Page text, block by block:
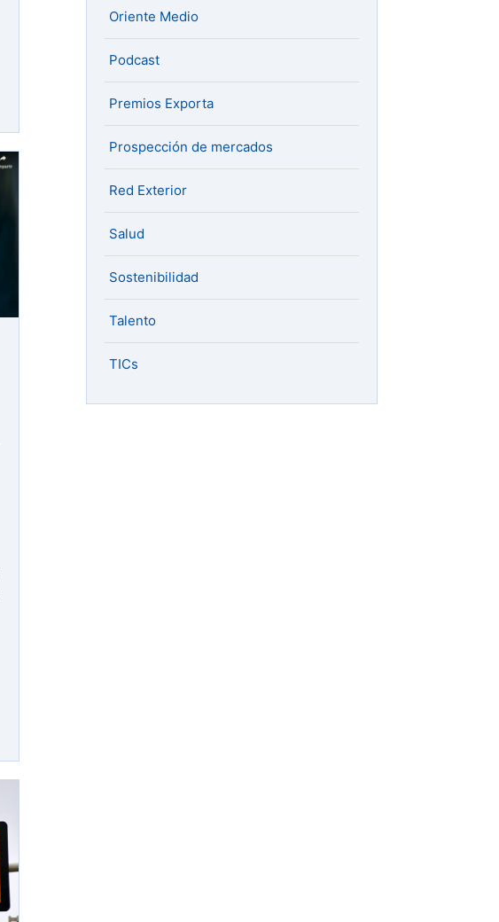
Oriente Medio
Podcast
Premios Exporta
Prospección de mercados
Red Exterior
Salud
Sostenibilidad
Talento
TICs